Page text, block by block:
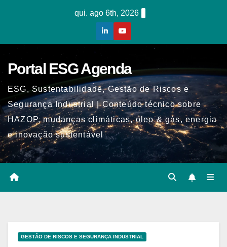
qui. ago 6th, 2026
Portal ESG Agenda
ESG, Sustentabilidade, Gestão de Riscos e
Segurança Industrial | Conteúdo técnico sobre
HAZOP, mudanças climáticas, óleo & gás, energia
e inovação sustentável
GESTÃO DE RISCOS E SEGURANÇA INDUSTRIAL